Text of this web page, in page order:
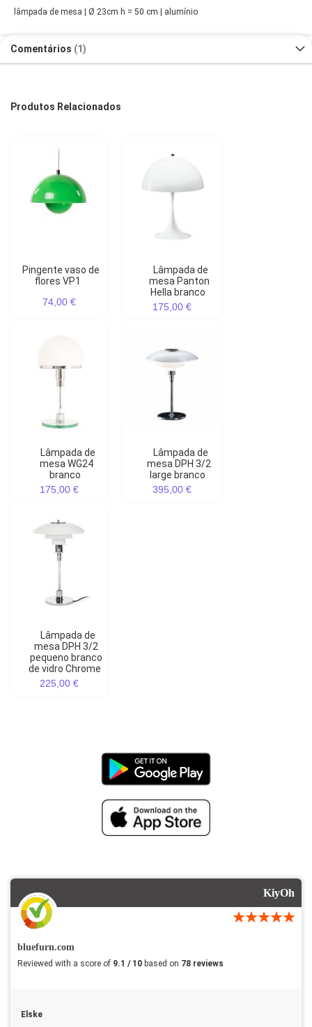
lâmpada de mesa | Ø 23cm h = 50 cm | alumínio
Comentários 1
Produtos Relacionados
Pingente vaso de
flores VP1
74,00 €
Lâmpada de
mesa Panton
Hella branco
175,00 €
Lâmpada de
mesa WG24
branco
175,00 €
Lâmpada de
mesa DPH 3/2
large branco
395,00 €
Lâmpada de
mesa DPH 3/2
pequeno branco
de vidro Chrome
225,00 €
KiyOh
bluefurn.com
Reviewed with a score of 9.1 / 10 based on 78 reviews
Elske